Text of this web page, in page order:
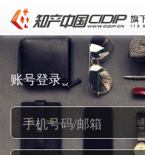
账号登录